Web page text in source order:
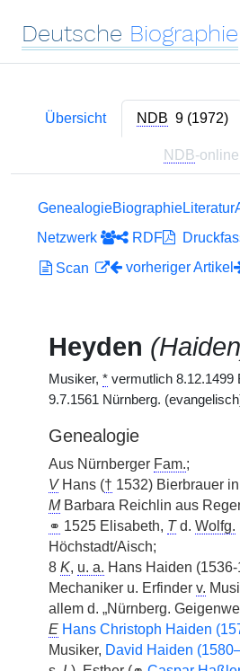
Deutsche Biographie
Übersicht NDB 9 (1972)
NDB-online
GenealogieBiographieLiteratur
Netzwerk
RDF
Scan
vorheriger Artikel
Heyden
Musiker, * vermutlich 8.12.1499
9.7.1561 Nürnberg.
Genealogie
Aus Nürnberger Fam.;
VHans († 1532) Bierbrauer in
MBarbara Reichlin aus
⚭ 1525 Elisabeth, Td. Wolfg.
Höchstadt/Aisch;
8 K, u. a. Hans Haiden
Mechaniker u. Erfinder v.
allem d. „Nürnberg.
E Hans Christoph Haiden
Musiker, David Haiden